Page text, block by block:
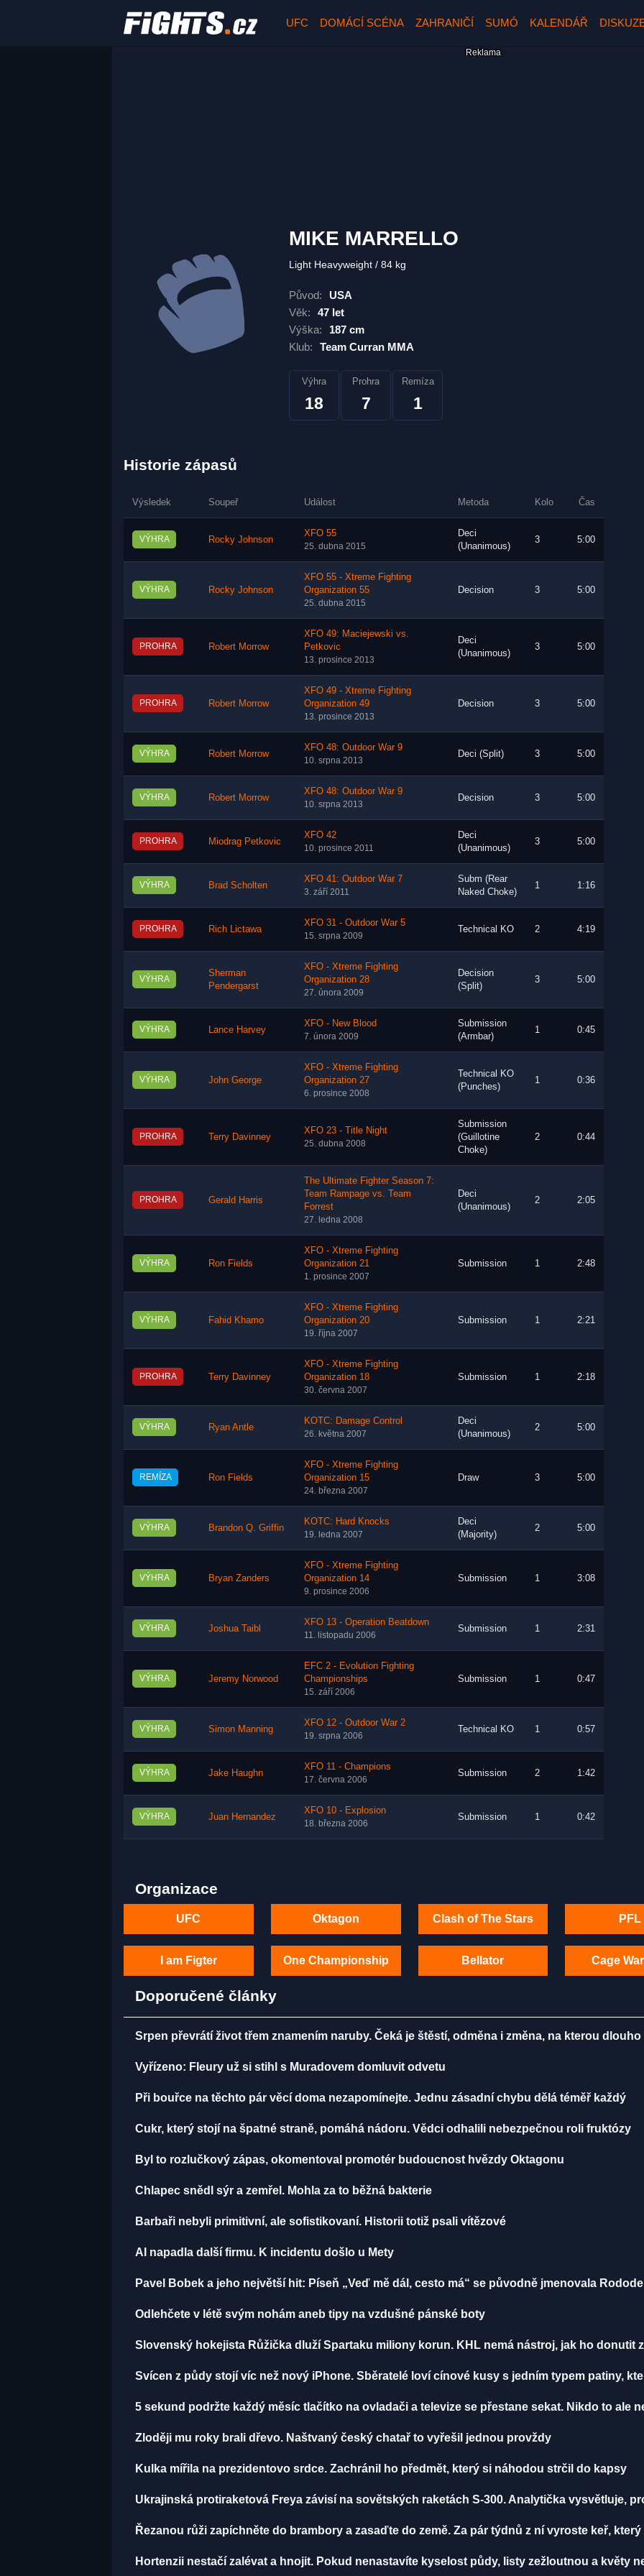
UFC DOMÁCÍ SCÉNA ZAHRANIČÍ SUMÓ KALENDÁŘ
MIKE MARRELLO
Light Heavyweight 84 kg
Původ:
USA
Věk:
47 let
Výška:
187 cm
Klub:
Team Curran MMA
Výhra
18
Prohra
7
Remíza
1
Historie zápasů
Výsledek Soupeř Událost Metoda Kolo Čas
VÝHRA Rocky Johnson
XFO 55
25. dubna 2015
Deci
(Unanimous)
3 5:00
VÝHRA Rocky Johnson
XFO 55 - Xtreme Fighting
Organization 55
25. dubna 2015
Decision 3 5:00
PROHRA Robert Morrow
XFO 49: Maciejewski vs.
Petkovic
13. prosince 2013
Deci
(Unanimous)
3 5:00
PROHRA Robert Morrow
XFO 49 - Xtreme Fighting
Organization 49
13. prosince 2013
Decision 3 5:00
VÝHRA Robert Morrow
XFO 48: Outdoor War 9
10. srpna 2013
Deci (Split) 3 5:00
VÝHRA Robert Morrow
XFO 48: Outdoor War 9
10. srpna 2013
Decision 3 5:00
PROHRA Miodrag Petkovic
XFO 42
10. prosince 2011
Deci
(Unanimous)
3 5:00
VÝHRA Brad Scholten
XFO 41: Outdoor War 7
3. září 2011
Subm (Rear
Naked Choke)
1 1:16
PROHRA Rich Lictawa
XFO 31 - Outdoor War 5
15. srpna 2009
Technical KO 2 4:19
VÝHRA
Sherman
Pendergarst
XFO - Xtreme Fighting
Organization 28
27. února 2009
Decision
(Split)
3 5:00
VÝHRA Lance Harvey
XFO - New Blood
7. února 2009
Submission
(Armbar)
1 0:45
VÝHRA John George
XFO - Xtreme Fighting
Organization 27
6. prosince 2008
Technical KO
(Punches)
1 0:36
PROHRA Terry Davinney
XFO 23 - Title Night
25. dubna 2008
Submission
(Guillotine
Choke)
2 0:44
PROHRA Gerald Harris
The Ultimate Fighter Season 7:
Team Rampage vs. Team
Forrest
27. ledna 2008
Deci
(Unanimous)
2 2:05
VÝHRA Ron Fields
XFO - Xtreme Fighting
Organization 21
1. prosince 2007
Submission 1 2:48
VÝHRA Fahid Khamo
XFO - Xtreme Fighting
Organization 20
19. října 2007
Submission 1 2:21
PROHRA Terry Davinney
XFO - Xtreme Fighting
Organization 18
30. června 2007
Submission 1 2:18
VÝHRA Ryan Antle
KOTC: Damage Control
26. května 2007
Deci
(Unanimous)
2 5:00
REMÍZA Ron Fields
XFO - Xtreme Fighting
Organization 15
24. března 2007
Draw 3 5:00
VÝHRA Brandon Q. Griffin
KOTC: Hard Knocks
19. ledna 2007
Deci
(Majority)
2 5:00
VÝHRA Bryan Zanders
XFO - Xtreme Fighting
Organization 14
9. prosince 2006
Submission 1 3:08
VÝHRA Joshua Taibl
XFO 13 - Operation Beatdown
11. listopadu 2006
Submission 1 2:31
VÝHRA Jeremy Norwood
EFC 2 - Evolution Fighting
Championships
15. září 2006
Submission 1 0:47
VÝHRA Simon Manning
XFO 12 - Outdoor War 2
19. srpna 2006
Technical KO 1 0:57
VÝHRA Jake Haughn
XFO 11 - Champions
17. června 2006
Submission 2 1:42
VÝHRA Juan Hernandez
XFO 10 - Explosion
18. března 2006
Submission 1 0:42
Organizace
UFC Oktagon Clash of The Stars PFL
I am Figter One Championship Bellator Cage
Doporučené články
Srpen převrátí život třem znamením naruby. Čeká je štěstí, odměna i změna, na kterou dlouho
Vyřízeno: Fleury už si stihl s Muradovem domluvit odvetu
Při bouřce na těchto pár věcí doma nezapomínejte. Jednu zásadní chybu dělá téměř každý
Cukr, který stojí na špatné straně, pomáhá nádoru. Vědci odhalili nebezpečnou roli fruktózy
Byl to rozlučkový zápas, okomentoval promotér budoucnost hvězdy Oktagonu
Chlapec snědl sýr a zemřel. Mohla za to běžná bakterie
Barbaři nebyli primitivní, ale sofistikovaní. Historii totiž psali vítězové
AI napadla další firmu. K incidentu došlo u Mety
Pavel Bobek a jeho největší hit: Píseň „Veď mě dál, cesto má“ se původně jmenovala
Odlehčete v létě svým nohám aneb tipy na vzdušné pánské boty
Slovenský hokejista Růžička dluží Spartaku miliony korun. KHL nemá nástroj, jak ho donutit
Svícen z půdy stojí víc než nový iPhone. Sběratelé loví cínové kusy s jedním typem patiny,
5 sekund podržte každý měsíc tlačítko na ovladači a televize se přestane sekat. Nikdo to ale
Zloději mu roky brali dřevo. Naštvaný český chatař to vyřešil jednou provždy
Kulka mířila na prezidentovo srdce. Zachránil ho předmět, který si náhodou strčil do kapsy
Ukrajinská protiraketová Freya závisí na sovětských raketách S-300. Analytička vysvětluje,
Řezanou růži zapíchněte do brambory a zasaďte do země. Za pár týdnů z ní vyroste keř,
Hortenzii nestačí zalévat a hnojit. Pokud nenastavíte kyselost půdy, listy zežloutnou a květy